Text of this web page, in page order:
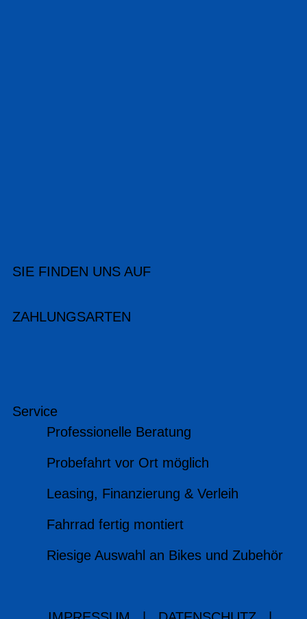
SIE FINDEN UNS AUF
ZAHLUNGSARTEN
Service
Professionelle Beratung
Probefahrt vor Ort möglich
Leasing, Finanzierung & Verleih
Fahrrad fertig montiert
Riesige Auswahl an Bikes und Zubehör